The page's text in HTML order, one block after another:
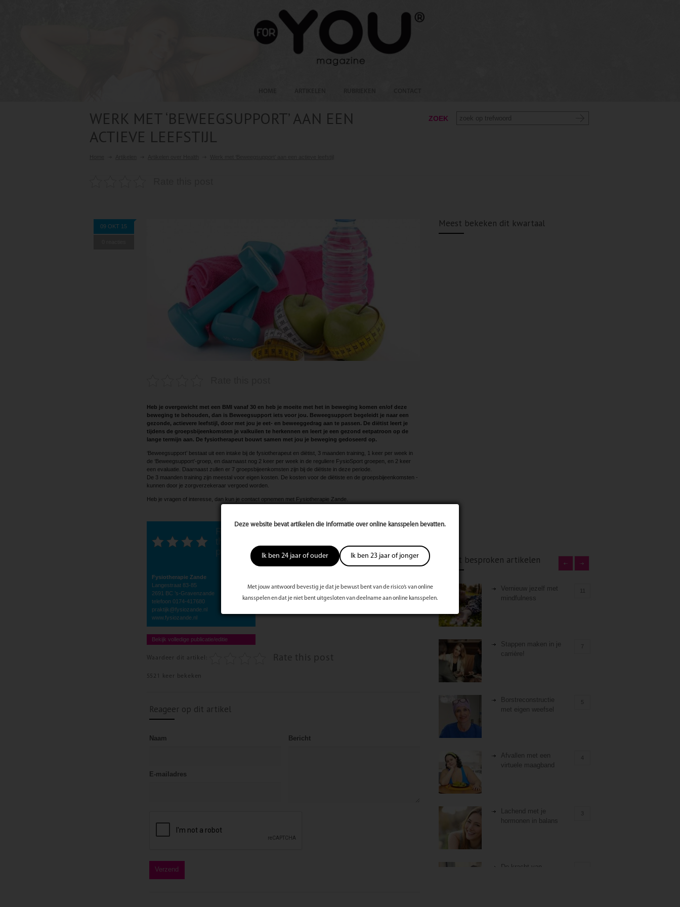
Deze website bevat artikelen die informatie over online kansspelen bevatten.
Ik ben 24 jaar of ouder Ik ben 23 jaar of jonger
Met jouw antwoord bevestig je dat je bewust bent van de risico’s van online
kansspelen en dat je niet bent uitgesloten van deelname aan online kansspelen.
WERK MET ‘BEWEEGSUPPORT’ AAN EEN
ACTIEVE LEEFSTIJL
ZOEK
09 OKT 15
Heb je overgewicht met een BMI vanaf 30 en heb je moeite met het in beweging komen en/of deze
beweging te behouden, dan is Beweegsupport iets voor jou. Beweegsupport begeleidt je naar een
gezonde, actievere leefstijl, door met jou je eet- en beweeggedrag aan te passen. De diëtist leert je
tijdens de groepsbijeenkomsten je valkuilen te herkennen en leert je een gezond eetpatroon op de
lange termijn aan. De fysiotherapeut bouwt samen met jou je beweging gedoseerd op.
‘Beweegsupport’ bestaat uit een intake bij de fysio­therapeut en diëtist, 3 maanden training, 1 keer per week in
de ‘Beweegsupport’-groep, en daarnaast nog 2 keer per week in de reguliere FysioSport groepen, en 2 keer
een ­evaluatie. Daarnaast zullen er 7 groepsbijeenkomsten zijn bij de diëtiste in deze periode.
De 3 maanden training zijn meestal voor eigen kosten. De kosten voor de diëtiste en de groepsbijeenkomsten ­
kunnen door je zorgverzekeraar vergoed worden.
Heb je vragen of interesse, dan kun je contact opnemen met Fysiotherapie Zande.
Fysiotherapie Zande
Langestraat 83-85
2691 BC ’s-Gravenzande
telefoon 0174-417680
praktijk@fysiozande.nl
www.fysiozande.nl
Bekijk volledige publicatie/editie
Waardeer dit artikel: Rate this post
5521 keer bekeken
Reageer op dit artikel
Naam
E-mailadres
Bericht
Meest bekeken dit kwartaal
Meest besproken artikelen
Vernieuw jezelf met
mindfulness
Stappen maken in je
carrière!
7
Borstreconstructie
met eigen weefsel
5
Afvallen met een
virtuele maagband
4
Lachend met je
hormonen in balans
3
De kracht van